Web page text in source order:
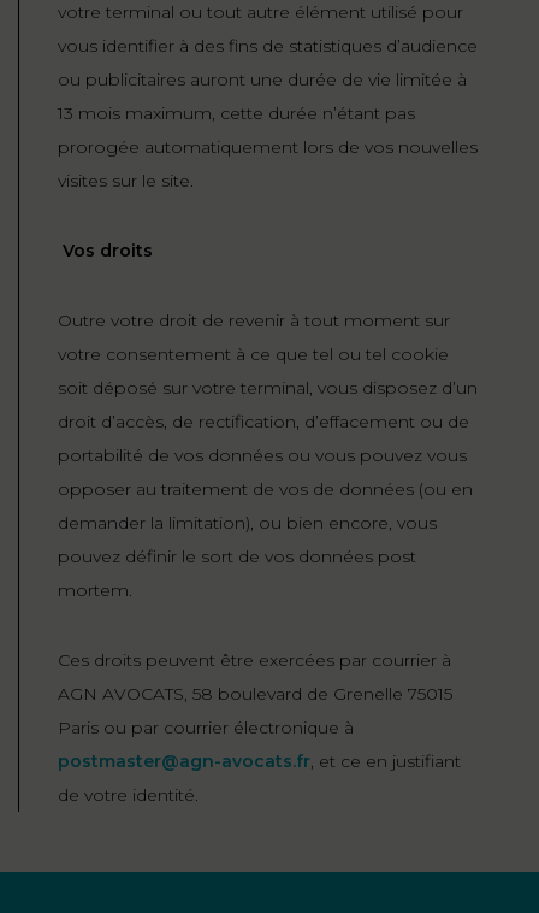
votre terminal ou tout autre élément utilisé pour
vous identifier à des fins de statistiques d’audience
ou publicitaires auront une durée de vie limitée à
13 mois maximum, cette durée n’étant pas
prorogée automatiquement lors de vos nouvelles
visites sur le site.
Vos droits
Outre votre droit de revenir à tout moment sur
votre consentement à ce que tel ou tel cookie
soit déposé sur votre terminal, vous disposez d’un
droit d’accès, de rectification, d’effacement ou de
portabilité de vos données ou vous pouvez vous
opposer au traitement de vos de données (ou en
demander la limitation), ou bien encore, vous
pouvez définir le sort de vos données post
mortem.
Ces droits peuvent être exercées par courrier à
AGN AVOCATS, 58 boulevard de Grenelle 75015
Paris ou par courrier électronique à
postmaster@agn-avocats.fr, et ce en justifiant
de votre identité.